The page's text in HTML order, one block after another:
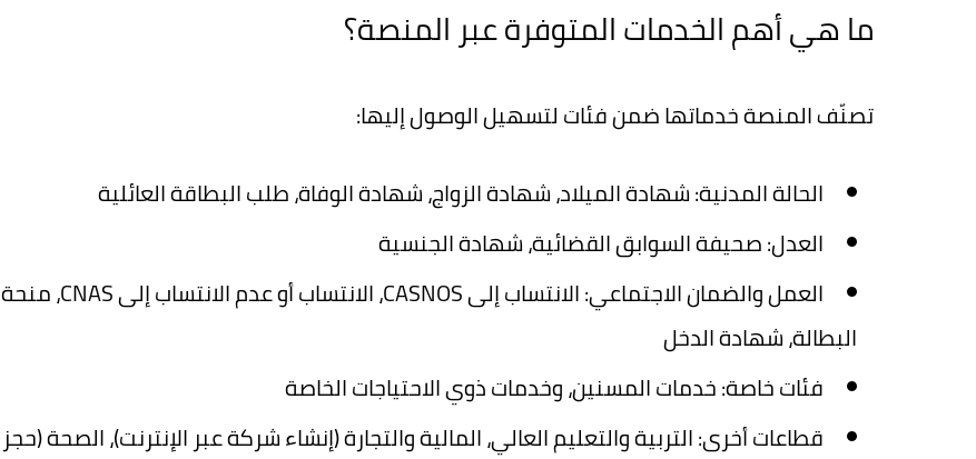
ما هي أهم الخدمات المتوفرة عبر المنصة؟
تصنّف المنصة خدماتها ضمن فئات لتسهيل الوصول إليها:
الحالة المدنية: شهادة الميلاد، شهادة الزواج، شهادة الوفاة، طلب البطاقة العائلية
العدل: صحيفة السوابق القضائية، شهادة الجنسية
العمل والضمان الاجتماعي
: الانتساب إلى CASNOS، الانتساب أو عدم الانتساب إلى CNAS، منحة
البطالة، شهادة الدخل
فئات خاصة: خدمات المسنين، وخدمات ذوي الاحتياجات الخاصة
قطاعات أخرى: التربية والتعليم العالي، المالية والتجارة (إنشاء شركة عبر الإنترنت)، الصحة (حجز